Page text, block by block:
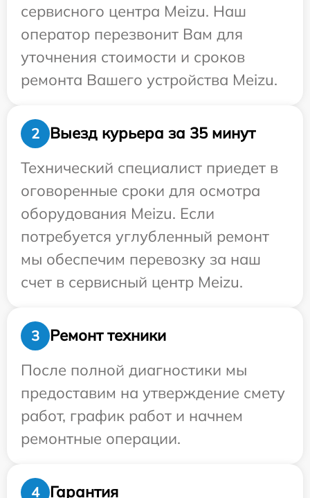
сервисного центра Meizu. Наш
оператор перезвонит Вам для
уточнения стоимости и сроков
ремонта Вашего устройства Meizu.
2
Выезд курьера за 35 минут
Технический специалист приедет в
оговоренные сроки для осмотра
оборудования Meizu. Если
потребуется углубленный ремонт
мы обеспечим перевозку за наш
счет в сервисный центр Meizu.
3
Ремонт техники
После полной диагностики мы
предоставим на утверждение смету
работ, график работ и начнем
ремонтные операции.
4 Гарантия